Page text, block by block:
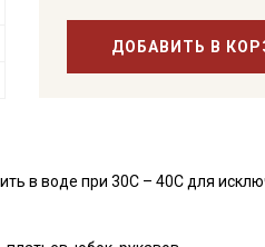
ДОБАВИТЬ В
в воде при 30С – 40С для